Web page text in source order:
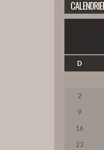
9
D
2
9
16
23